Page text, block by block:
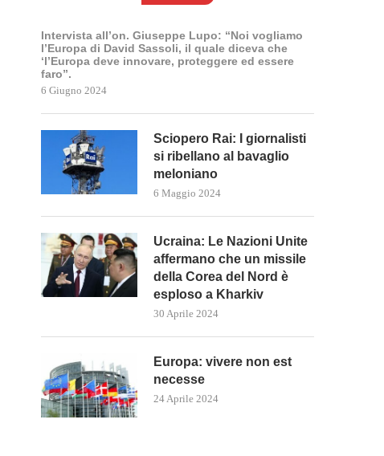
Intervista all’on. Giuseppe Lupo: “Noi vogliamo
l’Europa di David Sassoli, il quale diceva che
‘l’Europa deve innovare, proteggere ed essere
faro”.
6 Giugno 2024
Sciopero Rai: I giornalisti
si ribellano al bavaglio
meloniano
6 Maggio 2024
Ucraina: Le Nazioni Unite
affermano che un missile
della Corea del Nord è
esploso a Kharkiv
30 Aprile 2024
Europa: vivere non est
necesse
24 Aprile 2024